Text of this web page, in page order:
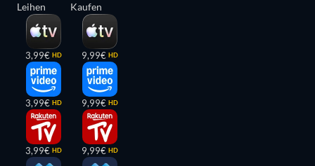
Leihen
3,99€ HD
3,99€ HD
3,99€ HD
Kaufen
9,99€ HD
9,99€ HD
9,99€ HD